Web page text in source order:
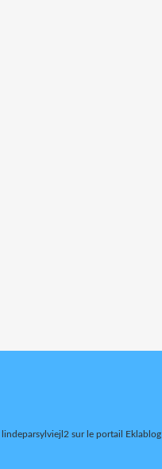
lindeparsylviejl2 sur le portail Eklablog